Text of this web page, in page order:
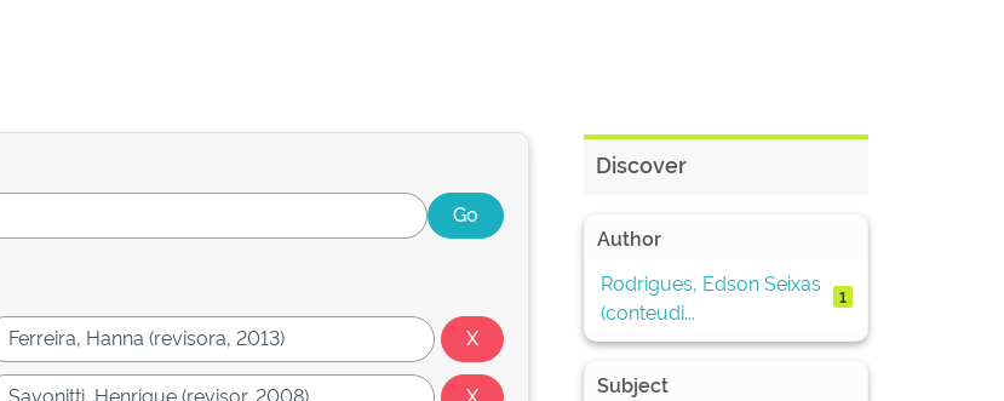
Discover
Author
Rodrigues, Edson Seixas
(conteudi...
1
Subject